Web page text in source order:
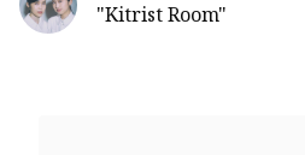
"Kitrist Room"